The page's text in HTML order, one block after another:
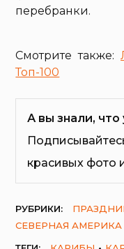
перебранки.
Смотрите также:
Топ-100
А вы знали, что
красивых фото
РУБРИКИ:
СЕВЕРНАЯ АМЕРИКА